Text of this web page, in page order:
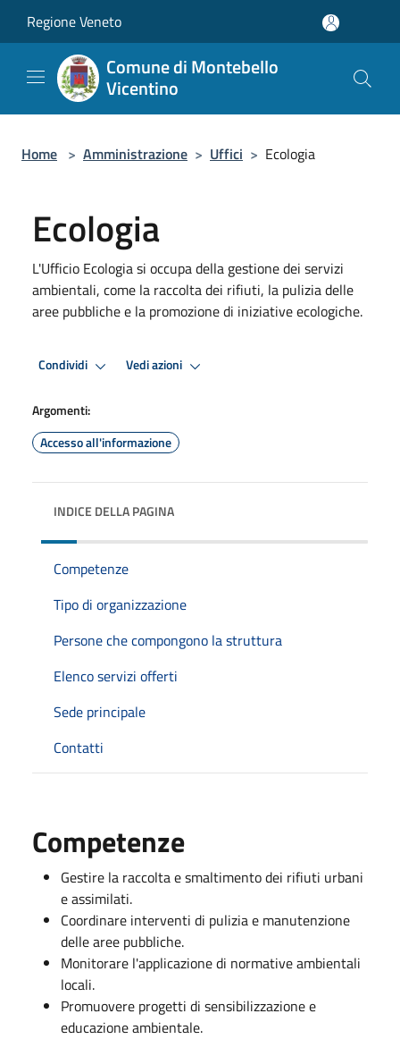
Regione Veneto
Comune di Montebello
Vicentino
Home > Amministrazione > Uffici > Ecologia
Ecologia
L'Ufficio Ecologia si occupa della gestione dei servizi
ambientali, come la raccolta dei rifiuti, la pulizia delle
aree pubbliche e la promozione di iniziative ecologiche.
Condividi Vedi azioni
Argomenti:
Accesso all'informazione
INDICE DELLA PAGINA
Competenze
Tipo di organizzazione
Persone che compongono la struttura
Elenco servizi offerti
Sede principale
Contatti
Competenze
Gestire la raccolta e smaltimento dei rifiuti urbani
e assimilati.
Coordinare interventi di pulizia e manutenzione
delle aree pubbliche.
Monitorare l'applicazione di normative ambientali
locali.
Promuovere progetti di sensibilizzazione e
educazione ambientale.